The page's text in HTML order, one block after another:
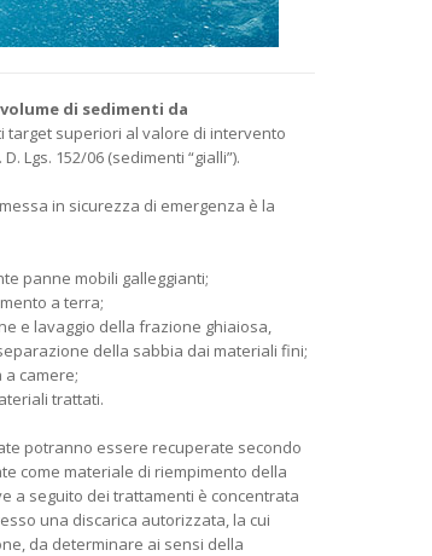
volume di sedimenti da
superiori al valore di intervento
Lgs. 152/06 (sedimenti “gialli”).
in sicurezza di emergenza è la
panne mobili galleggianti;
a terra;
e lavaggio della frazione ghiaiosa,
della sabbia dai materiali fini;
camere;
trattati.
potranno essere recuperate secondo
come materiale di riempimento della
a seguito dei trattamenti è concentrata
una discarica autorizzata, la cui
da determinare ai sensi della